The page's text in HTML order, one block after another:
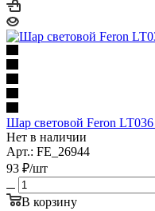
Шар световой Feron
Нет в наличии
Арт.: FE_26944
93 ₽/шт
В корзину